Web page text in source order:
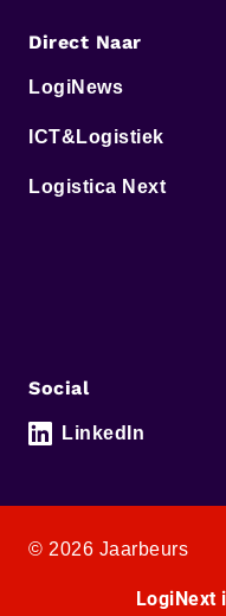
Direct Naar
LogiNews
ICT&Logistiek
Logistica Next
Social
LinkedIn
© 2026 Jaarbeurs
LogiNext